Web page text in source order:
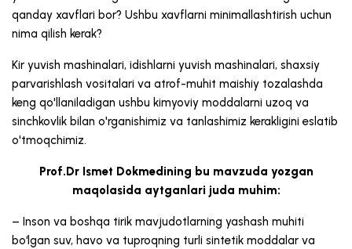
qanday xavflari bor? Ushbu xavflarni minimallashtirish uchun
nima qilish kerak?
Kir yuvish mashinalari, idishlarni yuvish mashinalari, shaxsiy
parvarishlash vositalari va atrof-muhit maishiy tozalashda
keng qo'llaniladigan ushbu kimyoviy moddalarni uzoq va
sinchkovlik bilan o'rganishimiz va tanlashimiz kerakligini eslatib
o'tmoqchimiz.
Prof.Dr Ismet Dokmedining bu mavzuda yozgan
maqolasida aytganlari juda muhim:
– Inson va boshqa tirik mavjudotlarning yashash muhiti
bo‘lgan suv, havo va tuproqning turli sintetik moddalar va